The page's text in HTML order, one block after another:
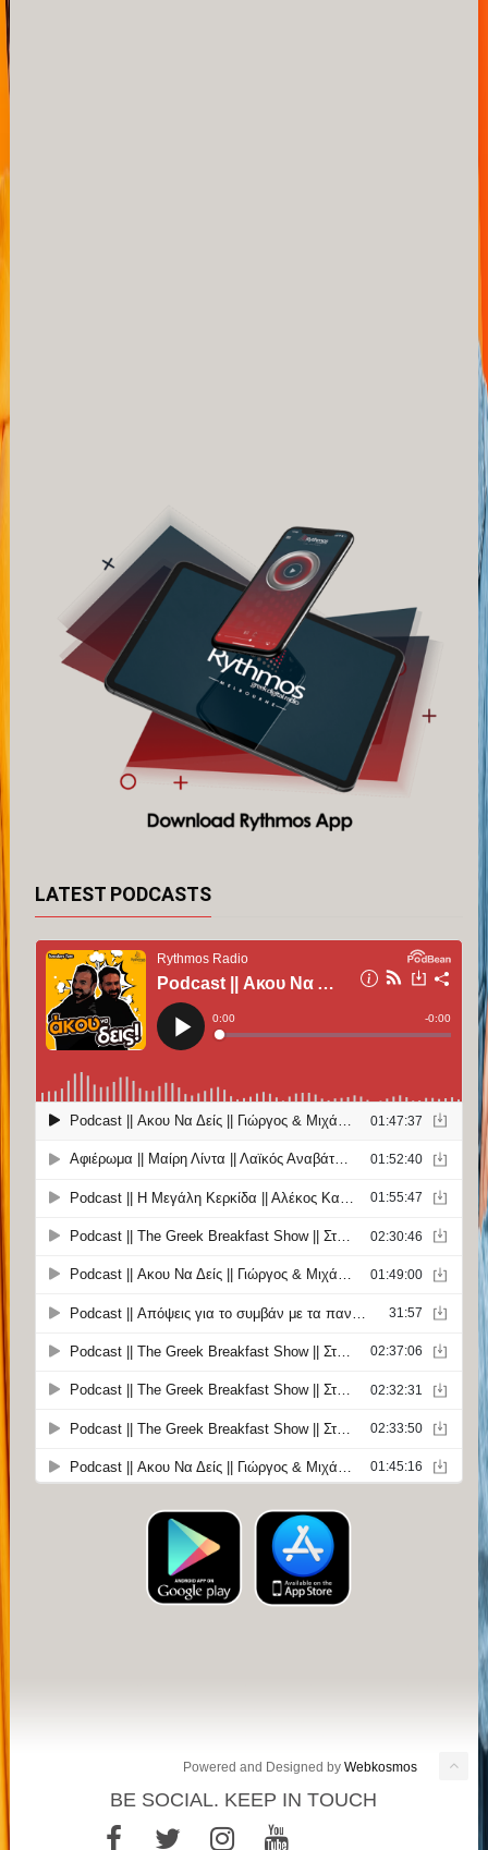
LATEST PODCASTS
Powered and Designed byWebkosmos
BE SOCIAL. KEEP IN TOUCH